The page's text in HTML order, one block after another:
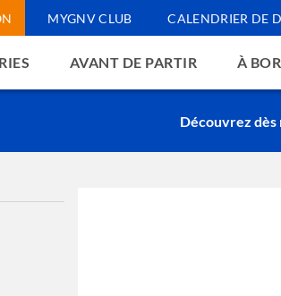
MYGNV CLUB CALENDRIER DE
AVANT DE PARTIR À
Découvrez dès
Sur ce site, nous utilisons des cookies